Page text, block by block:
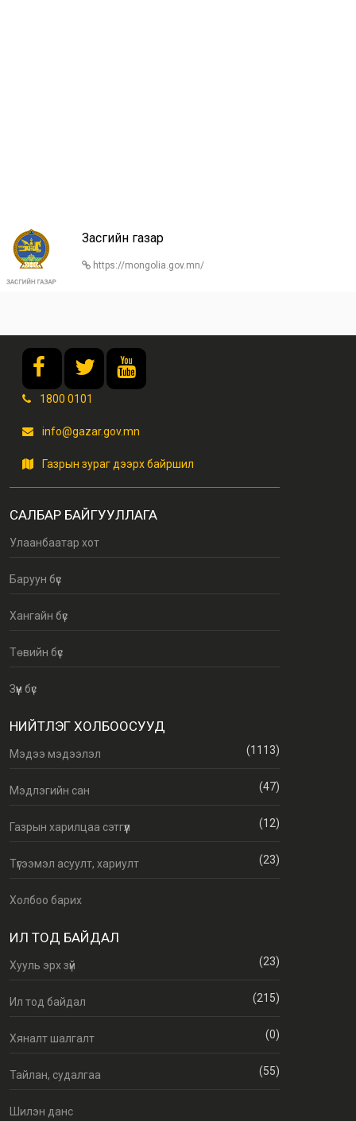
Засгийн газар
https://mongolia.gov.mn/
1800 0101
info@gazar.gov.mn
Газрын зураг дээрх байршил
САЛБАР БАЙГУУЛЛАГА
Улаанбаатар хот
Баруун бүс
Хангайн бүс
Төвийн бүс
Зүүн бүс
НИЙТЛЭГ ХОЛБООСУУД
Мэдээ мэдээлэл (1113)
Мэдлэгийн сан (47)
Газрын харилцаа сэтгүүл (12)
Түгээмэл асуулт, хариулт (23)
Холбоо барих
ИЛ ТОД БАЙДАЛ
Хууль эрх зүй (23)
Ил тод байдал (215)
Хяналт шалгалт (0)
Тайлан, судалгаа (55)
Шилэн данс